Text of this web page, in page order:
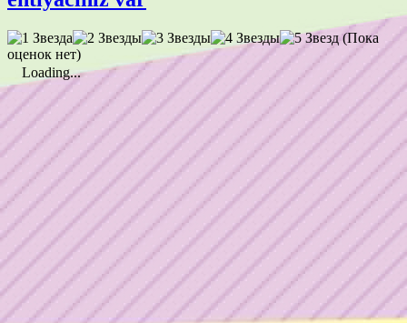
(Пока
оценок нет)
Loading...